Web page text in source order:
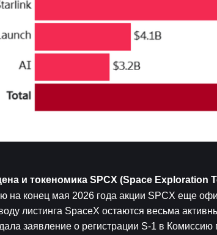
и токеномика SPCX (Space Exploration
на конец мая 2026 года акции SPCX еще
листинга SpaceX остаются весьма
заявление о регистрации S-1 в